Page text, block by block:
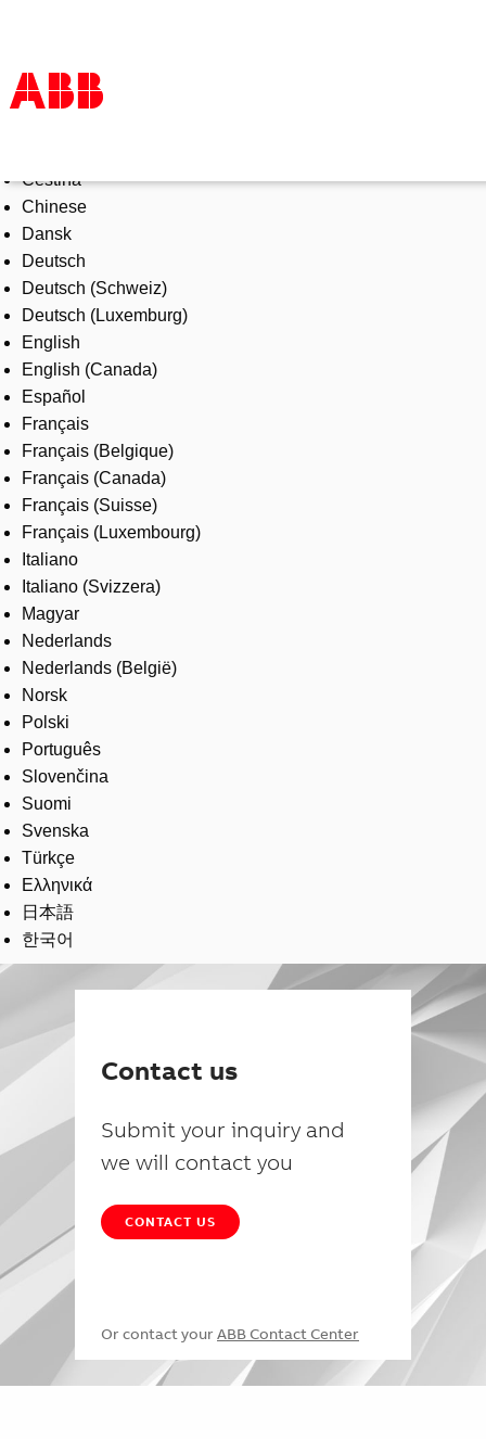
Products & Solutions
Industries
Services
About us
Where to buy
Contact us
Careers
Čeština
Chinese
Dansk
Deutsch
Deutsch (Schweiz)
Deutsch (Luxemburg)
English
English (Canada)
Español
Français
Français (Belgique)
Français (Canada)
Français (Suisse)
Français (Luxembourg)
Italiano
Italiano (Svizzera)
Magyar
Nederlands
Nederlands (België)
Norsk
Polski
Português
Slovenčina
Suomi
Svenska
Türkçe
Ελληνικά
日本語
한국어
Contact us
Submit your inquiry and
we will contact you
CONTACT US
Or contact your ABB Contact Center